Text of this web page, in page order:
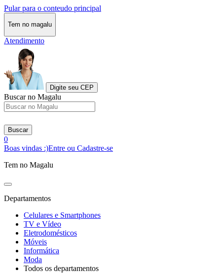
Pular para o conteudo principal
Tem no magalu
Atendimento
Digite seu CEP
Buscar no Magalu
Buscar
0
Boas vindas :)Entre ou Cadastre-se
Tem no Magalu
Departamentos
Celulares e Smartphones
TV e Vídeo
Eletrodomésticos
Móveis
Informática
Moda
Todos os departamentos